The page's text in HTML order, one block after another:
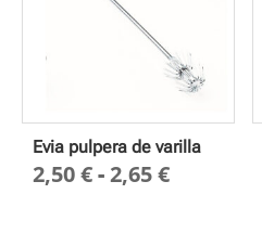
Evia pulpera de varilla
2,50€-2,65€Rango